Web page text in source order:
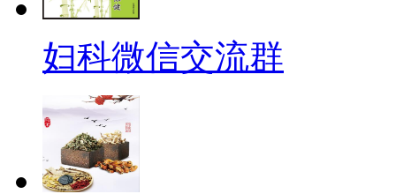
妇科微信交流群